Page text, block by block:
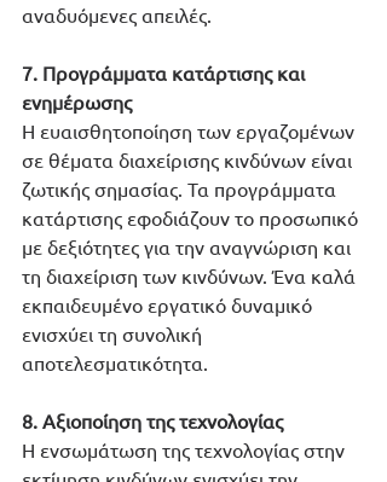
αναδυόμενες απειλές.
7. Προγράμματα κατάρτισης και
ενημέρωσης
Η ευαισθητοποίηση των εργαζομένων
σε θέματα διαχείρισης κινδύνων είναι
ζωτικής σημασίας. Τα προγράμματα
κατάρτισης εφοδιάζουν το προσωπικό
με δεξιότητες για την αναγνώριση και
τη διαχείριση των κινδύνων. Ένα καλά
εκπαιδευμένο εργατικό δυναμικό
ενισχύει τη συνολική
αποτελεσματικότητα.
8. Αξιοποίηση της τεχνολογίας
Η ενσωμάτωση της τεχνολογίας στην